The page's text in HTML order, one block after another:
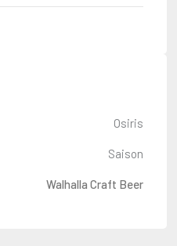
Osiris
Saison
Walhalla Craft Beer